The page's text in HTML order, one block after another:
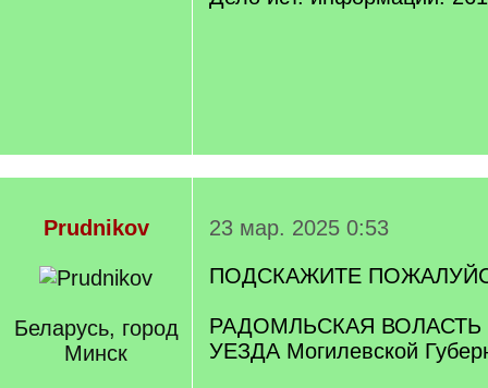
Prudnikov
Беларусь, город
Минск
23 мар. 2025 0:53
ПОДСКАЖИТЕ
РАДОМЛЬСКАЯ ВОЛАСТЬ
УЕЗДА Могилевской